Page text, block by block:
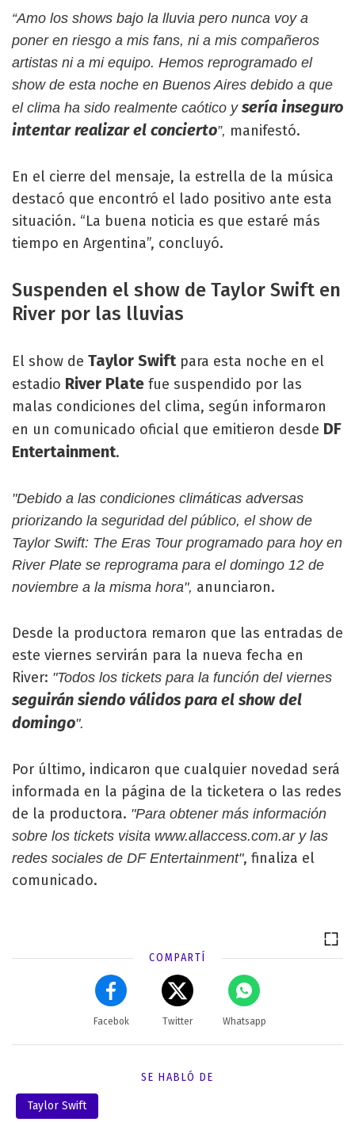
“Amo los shows bajo la lluvia pero nunca voy a
poner en riesgo a mis fans, ni a mis compañeros
artistas ni a mi equipo. Hemos reprogramado el
show de esta noche en Buenos Aires debido a que
el clima ha sido realmente caótico y sería inseguro
intentar realizar el concierto”, manifestó.
En el cierre del mensaje, la estrella de la música
destacó que encontró el lado positivo ante esta
situación. “La buena noticia es que estaré más
tiempo en Argentina”, concluyó.
Suspenden el show de Taylor Swift en
River por las lluvias
El show de Taylor Swiftpara esta noche en el
estadio River Plate fue suspendido por las
malas condiciones del clima, según informaron
en un comunicado oficial que emitieron desde DF
Entertainment.
"Debido a las condiciones climáticas adversas
priorizando la seguridad del público, el show de
Taylor Swift: The Eras Tour programado para hoy en
River Plate se reprograma para el domingo 12 de
noviembre a la misma hora", anunciaron.
Desde la productora remaron que las entradas de
este viernes servirán para la nueva fecha en
River: "Todos los tickets para la función del viernes
seguirán siendo válidos para el show del
domingo".
Por último, indicaron que cualquier novedad será
informada en la página de la ticketera o las redes
de la productora. "Para obtener más información
sobre los tickets visita www.allaccess.com.ar y las
redes sociales de DF Entertainment", finaliza el
comunicado.
COMPARTÍ
Facebok Twitter Whatsapp
SE HABLÓ DE
Taylor Swift